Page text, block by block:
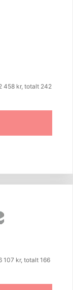
458 kr, totalt 242
107 kr, totalt 166